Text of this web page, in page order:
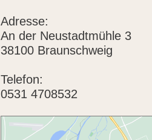
Adresse:
An der Neustadtmühle 3
38100 Braunschweig
Telefon:
0531 4708532